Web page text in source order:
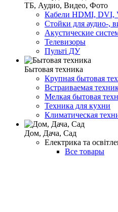
ТБ, Аудио, Видео, Фото
Кабели HDMI, DVI,
Стойки для аудио-,
Акустические
Телевизоры
Пульті ДУ
Бытовая техника
Крупная бытовая
Встраиваемая
Мелкая бытовая
Техника для кухни
Климатическая
Дом, Дача, Сад
Електрика та
Все товары